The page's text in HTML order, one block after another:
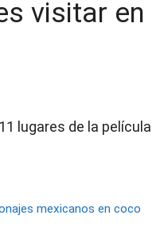
visitar en
lugares de la película
mexicanos en coco